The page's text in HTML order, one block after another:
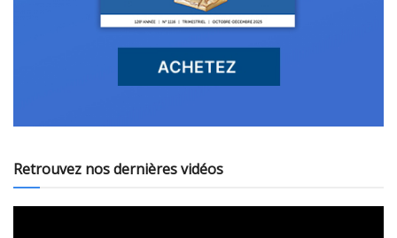
Retrouvez nos dernières vidéos